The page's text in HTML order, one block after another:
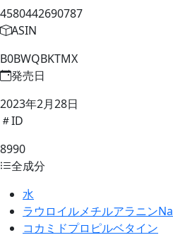
4580442690787
ASIN
B0BWQBKTMX
発売日
2023年2月28日
ID
8990
全成分
水
ラウロイルメチルアラニンNa
コカミドプロピルベタイン